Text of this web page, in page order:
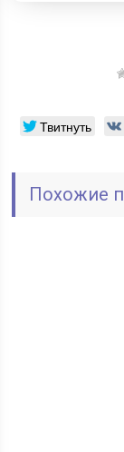
Твитнуть
Похожие